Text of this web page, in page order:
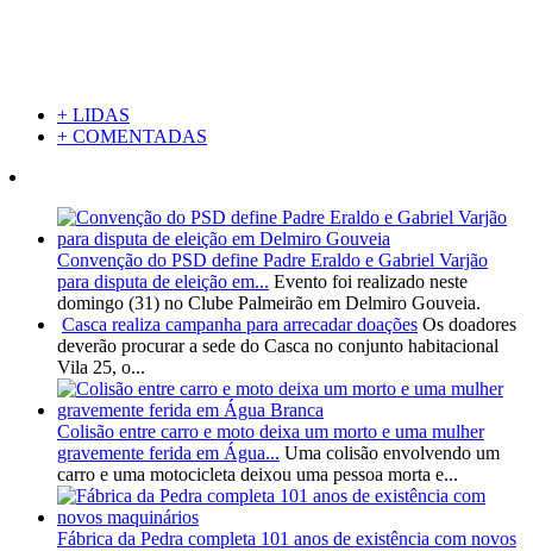
+ LIDAS
+ COMENTADAS
Convenção do PSD define Padre Eraldo e Gabriel Varjão
para disputa de eleição em... Evento foi realizado neste
domingo (31) no Clube Palmeirão em Delmiro Gouveia.
Casca realiza campanha para arrecadar doações Os doadores
deverão procurar a sede do Casca no conjunto habitacional
Vila 25, o...
Colisão entre carro e moto deixa um morto e uma mulher
gravemente ferida em Água... Uma colisão envolvendo um
carro e uma motocicleta deixou uma pessoa morta e...
Fábrica da Pedra completa 101 anos de existência com novos